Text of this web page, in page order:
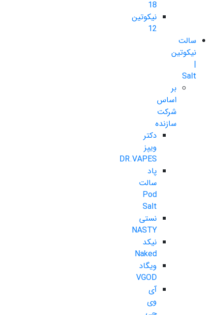
18
نیکوتین
12
سالت
نیکوتین
|
Salt
بر
اساس
شرکت
سازنده
دکتر
ویپز
DR.VAPES
پاد
سالت
Pod
Salt
نستی
NASTY
نیکد
Naked
ویگاد
VGOD
آی
وی